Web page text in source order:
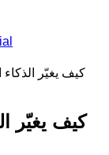
كيف يغيّر
كيف يغيّر